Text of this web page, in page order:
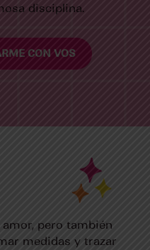
disciplina.
CON VOS
pero también
medidas y trazar